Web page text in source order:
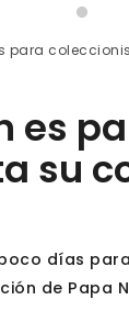
para
es
su
A poco días
de Papa